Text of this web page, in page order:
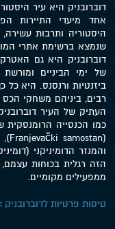
אחד מיעדי התיירות
היסטוריה ותרבות
שנמצא ברשימת אתרי
דוברובניק היא גם
של ימי הביניים
ביזנטיות ורנסנס. היא
העתיק של העיר
והמנזר הדומיניקני
הזה רגלית בכוחות
ממפעילים מקומיים.
טיסות פרטיות לדוברובניק